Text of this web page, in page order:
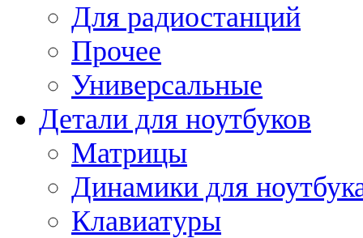
Для радиостанций
Прочее
Универсальные
Детали для ноутбуков
Матрицы
Динамики для
Клавиатуры